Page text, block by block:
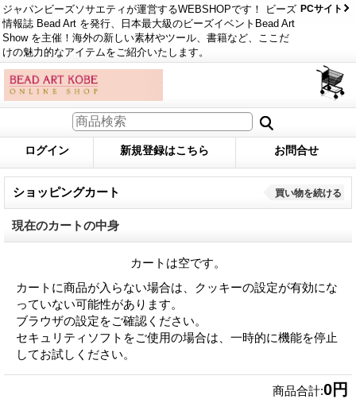
ジャパンビーズソサエティが運営するWEBSHOPです！ ビーズ
情報誌 Bead Art を発行、日本最大級のビーズイベントBead Art
Show を主催！海外の新しい素材やツール、書籍など、ここだ
けの魅力的なアイテムをご紹介いたします。
PCサイト
ログイン 新規登録はこちら お問合せ
ショッピングカート 買い物を続ける
現在のカートの中身
カートは空です。
カートに商品が入らない場合は、クッキーの設定が有効にな
っていない可能性があります。
ブラウザの設定をご確認ください。
セキュリティソフトをご使用の場合は、一時的に機能を停止
してお試しください。
商品合計:0円